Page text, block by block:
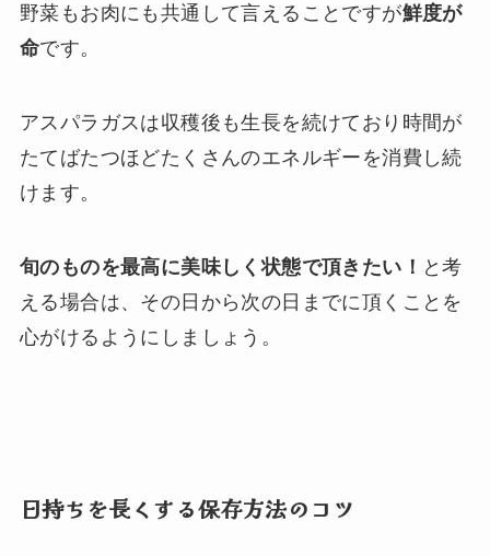
野菜もお肉にも共通して言えることですが鮮度が
命です。
アスパラガスは収穫後も生長を続けており時間が
たてばたつほどたくさんのエネルギーを消費し続
けます。
旬のものを最高に美味しく状態で頂きたい！ と考
える場合は、その日から次の日までに頂くことを
心がけるようにしましょう。
日持ちを長くする保存方法のコツ